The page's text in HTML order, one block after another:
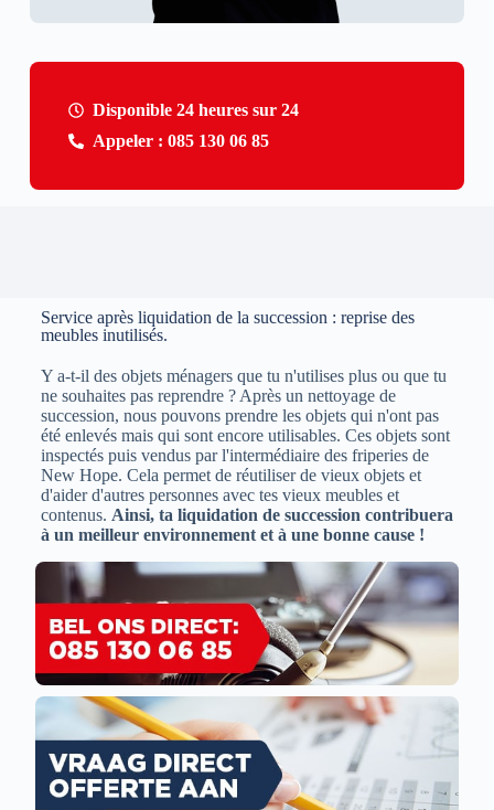
Disponible 24 heures sur 24
Appeler : 085 130 06 85
Service après liquidation de la succession : reprise des
meubles inutilisés.
Y a-t-il des objets ménagers que tu n'utilises plus ou que tu
ne souhaites pas reprendre ? Après un nettoyage de
succession, nous pouvons prendre les objets qui n'ont pas
été enlevés mais qui sont encore utilisables. Ces objets sont
inspectés puis vendus par l'intermédiaire des friperies de
New Hope. Cela permet de réutiliser de vieux objets et
d'aider d'autres personnes avec tes vieux meubles et
contenus. Ainsi, ta liquidation de succession contribuera
à un meilleur environnement et à une bonne cause !